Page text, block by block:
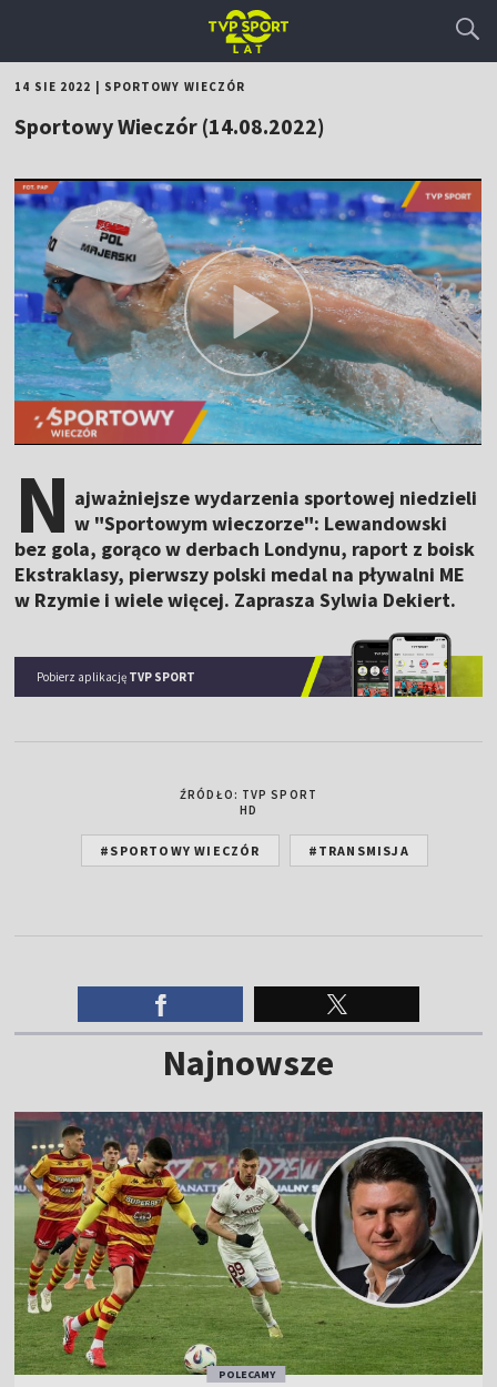
14 SIE 2022 SPORTOWY WIECZÓR
Sportowy Wieczór (14.08.2022)
N ajważniejsze wydarzenia sportowej niedzieli
w "Sportowym wieczorze": Lewandowski
bez gola, gorąco w derbach Londynu, raport z boisk
Ekstraklasy, pierwszy polski medal na pływalni ME
w Rzymie i wiele więcej. Zaprasza Sylwia Dekiert.
Pobierz aplikację TVP SPORT
ŹRÓDŁO: TVP SPORT
HD
#SPORTOWY WIECZÓR #TRANSMISJA
Najnowsze
POLECAMY